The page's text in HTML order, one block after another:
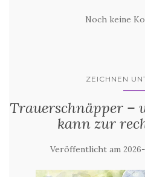
Noch keine
ZEICHNEN
Trauerschnäpper –
kann zur
Veröffentlicht am